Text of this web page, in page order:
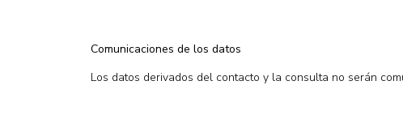
Comunicaciones de los datos
Los datos derivados del contacto y la consulta no serán